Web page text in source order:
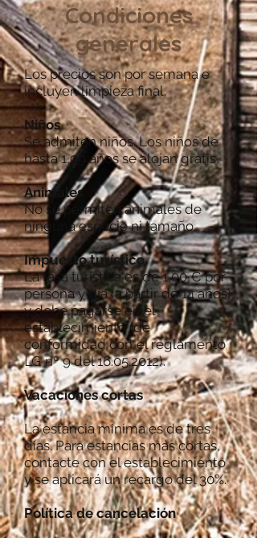
Condiciones
generales
Los precios son por semana e
incluyen limpieza final.
Niños
Se admiten niños. Los niños de
hasta 1,99 años se alojan gratis.
Animales
No se permiten animales de
ninguna especie ni tamaño.
Impuesto turístico
La tasa turística es de 1,00 € por
persona y día (a partir de 14 años)
y debe pagarse en el
establecimiento (de
conformidad con el reglamento
LGnº 9 del16.05.2012).
Vacaciones cortas
La estancia mínima es de tres
días. Para estancias más cortas,
contacte con el establecimiento
y se aplicará un recargo del 30%.
Política de cancelación